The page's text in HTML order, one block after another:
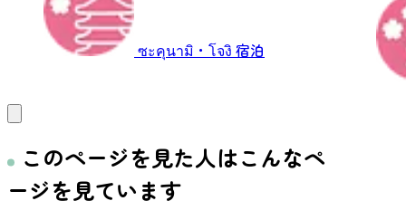
ซะคุนามิ・โจงิ 宿泊
このページを見た人はこんなペ
ージを見ています